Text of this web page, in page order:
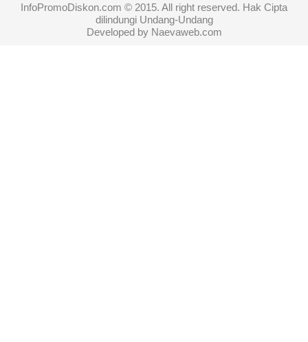
InfoPromoDiskon.com © 2015. All right reserved. Hak Cipta
dilindungi Undang-Undang
Developed by Naevaweb.com